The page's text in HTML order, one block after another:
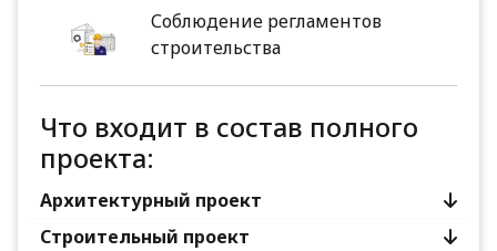
Соблюдение регламентов
строительства
Что входит в состав полного
проекта:
Архитектурный проект
Строительный проект